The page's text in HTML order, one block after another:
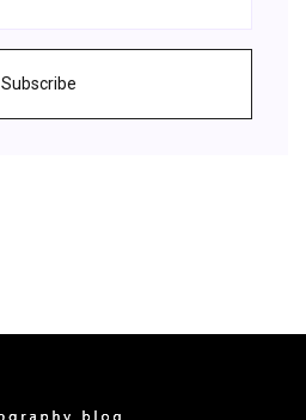
Subscribe